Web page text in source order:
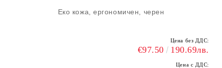
Еко кожа, ергономичен, черен
Цена без ДДС:
€97.50 190.69лв.
Цена с ДДС: